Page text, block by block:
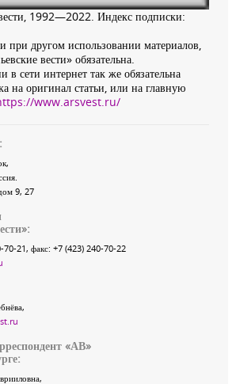
1992—2022. Индекс подписки:
при другом использовании материалов,
вести» обязательна.
в сети интернет так же обязательна
на оригинал статьи, или на главную
www.arsvest.ru/
,
9, 27
»:
70-21, факс: +7 (423) 240-70-22
«АВ»